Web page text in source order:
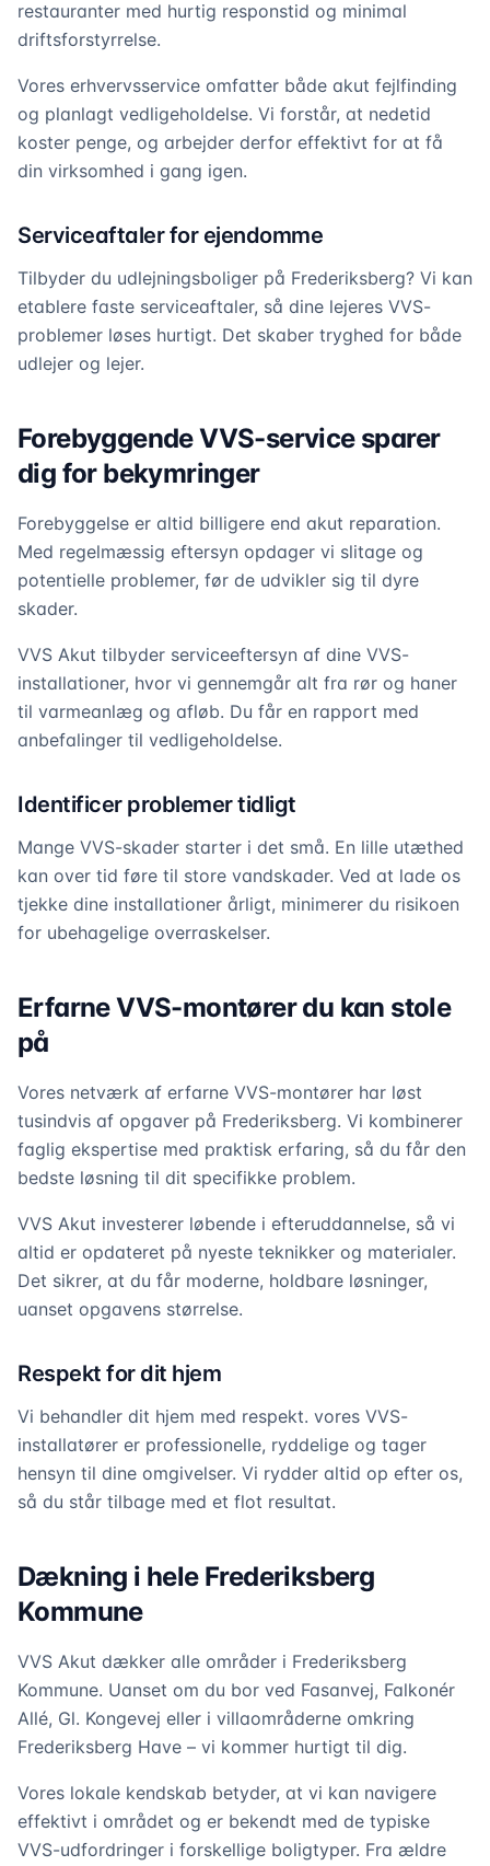
restauranter med hurtig responstid og minimal
driftsforstyrrelse.
Vores erhvervsservice omfatter både akut fejlfinding
og planlagt vedligeholdelse. Vi forstår, at nedetid
koster penge, og arbejder derfor effektivt for at få
din virksomhed i gang igen.
Serviceaftaler for ejendomme
Tilbyder du udlejningsboliger på Frederiksberg? Vi kan
etablere faste serviceaftaler, så dine lejeres VVS-
problemer løses hurtigt. Det skaber tryghed for både
udlejer og lejer.
Forebyggende VVS-service sparer
dig for bekymringer
Forebyggelse er altid billigere end akut reparation.
Med regelmæssig eftersyn opdager vi slitage og
potentielle problemer, før de udvikler sig til dyre
skader.
VVS Akut tilbyder serviceeftersyn af dine VVS-
installationer, hvor vi gennemgår alt fra rør og haner
til varmeanlæg og afløb. Du får en rapport med
anbefalinger til vedligeholdelse.
Identificer problemer tidligt
Mange VVS-skader starter i det små. En lille utæthed
kan over tid føre til store vandskader. Ved at lade os
tjekke dine installationer årligt, minimerer du risikoen
for ubehagelige overraskelser.
Erfarne VVS-montører du kan stole
på
Vores netværk af erfarne VVS-montører har løst
tusindvis af opgaver på Frederiksberg. Vi kombinerer
faglig ekspertise med praktisk erfaring, så du får den
bedste løsning til dit specifikke problem.
VVS Akut investerer løbende i efteruddannelse, så vi
altid er opdateret på nyeste teknikker og materialer.
Det sikrer, at du får moderne, holdbare løsninger,
uanset opgavens størrelse.
Respekt for dit hjem
Vi behandler dit hjem med respekt. vores VVS-
installatører er professionelle, ryddelige og tager
hensyn til dine omgivelser. Vi rydder altid op efter os,
så du står tilbage med et flot resultat.
Dækning i hele Frederiksberg
Kommune
VVS Akut dækker alle områder i Frederiksberg
Kommune. Uanset om du bor ved Fasanvej, Falkonér
Allé, Gl. Kongevej eller i villaområderne omkring
Frederiksberg Have – vi kommer hurtigt til dig.
Vores lokale kendskab betyder, at vi kan navigere
effektivt i området og er bekendt med de typiske
VVS-udfordringer i forskellige boligtyper. Fra ældre